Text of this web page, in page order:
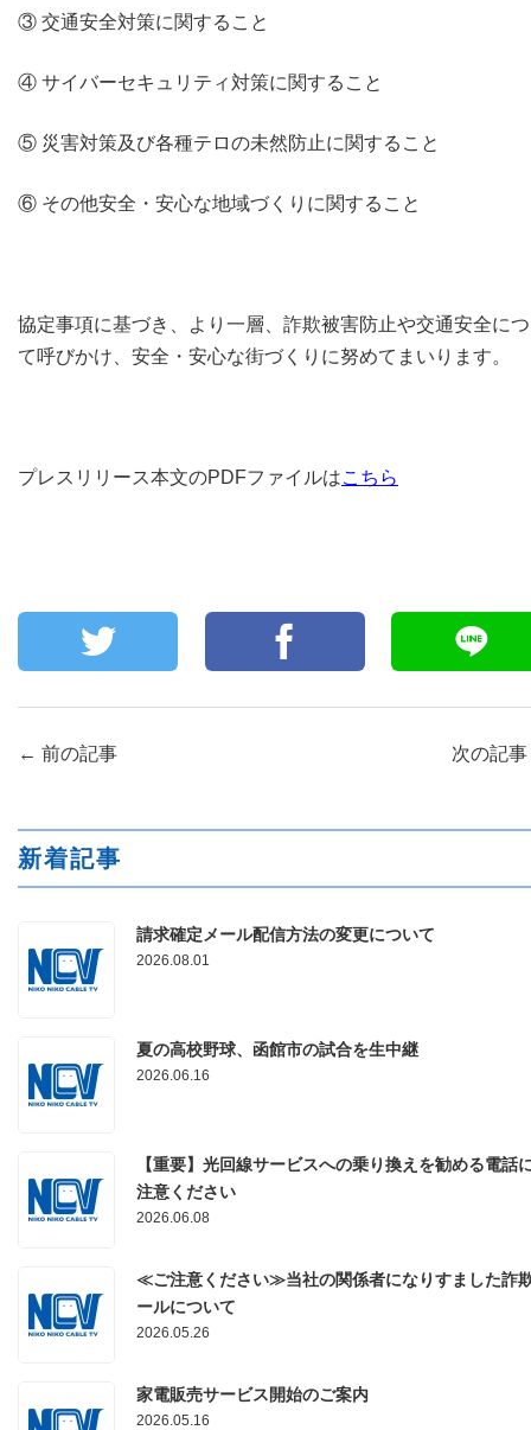
③ 交通安全対策に関すること
④ サイバーセキュリティ対策に関すること
⑤ 災害対策及び各種テロの未然防止に関すること
⑥ その他安全・安心な地域づくりに関すること
協定事項に基づき、より一層、詐欺被害防止や交通安全に
て呼びかけ、安全・安心な街づくりに努めてまいります。
プレスリリース本文のPDFファイルはこちら
← 前の記事 次の記事
新着記事
請求確定メール配信方法の変更について
2026.08.01
夏の高校野球、函館市の試合を生中継
2026.06.16
【重要】光回線サービスへの乗り換えを勧める電話
注意ください
2026.06.08
≪ご注意ください≫当社の関係者になりすました詐
ールについて
2026.05.26
家電販売サービス開始のご案内
2026.05.16